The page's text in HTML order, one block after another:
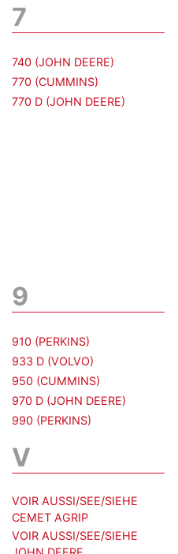
7
740 (JOHN DEERE)
770 (CUMMINS)
770 D (JOHN DEERE)
9
910 (PERKINS)
933 D (VOLVO)
950 (CUMMINS)
970 D (JOHN DEERE)
990 (PERKINS)
V
VOIR AUSSI/SEE/SIEHE
CEMET AGRIP
VOIR AUSSI/SEE/SIEHE